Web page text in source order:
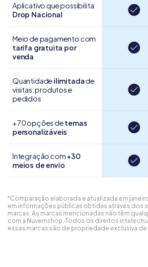
Aplicativo que possibilita
Drop Nacional
Meio de pagamento com
tarifa gratuita por
venda
Quantidade ilimitadade
visitas, produtos e
pedidos
+70 opções detemas
personalizáveis
Integração com+30
meios de envio
*Comparação elaborada e atualizada em
em informações públicas obtidas através dos
marcas. As marcas mencionadas não têm
com a Nuvemshop. Todos os direitos
essas marcas são de propriedade exclusiva